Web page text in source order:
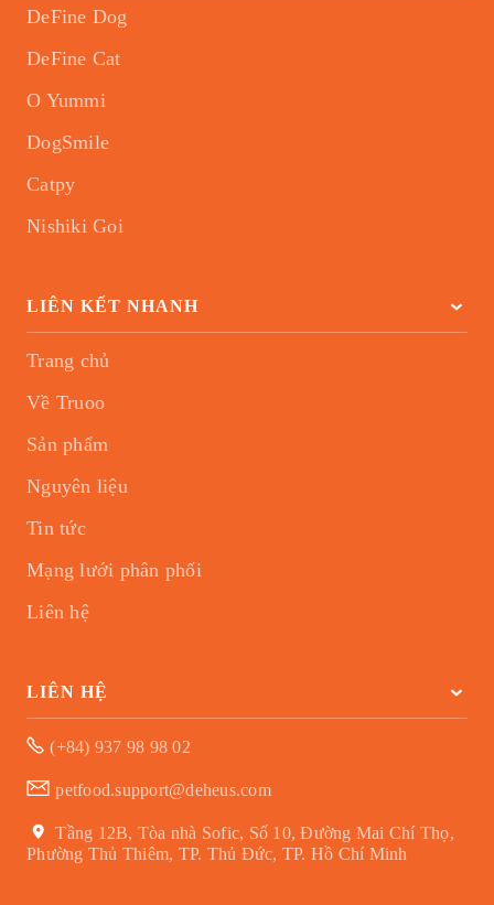
DeFine Dog
DeFine Cat
O Yummi
DogSmile
Catpy
Nishiki Goi
LIÊN KẾT NHANH
Trang chủ
Về Truoo
Sản phẩm
Nguyên liệu
Tin tức
Mạng lưới phân phối
Liên hệ
LIÊN HỆ
(+84) 937 98 98 02
petfood.support@deheus.com
Tầng 12B, Tòa nhà Sofic, Số 10, Đường Mai Chí Thọ,
Phường Thủ Thiêm, TP. Thủ Đức, TP. Hồ Chí Minh